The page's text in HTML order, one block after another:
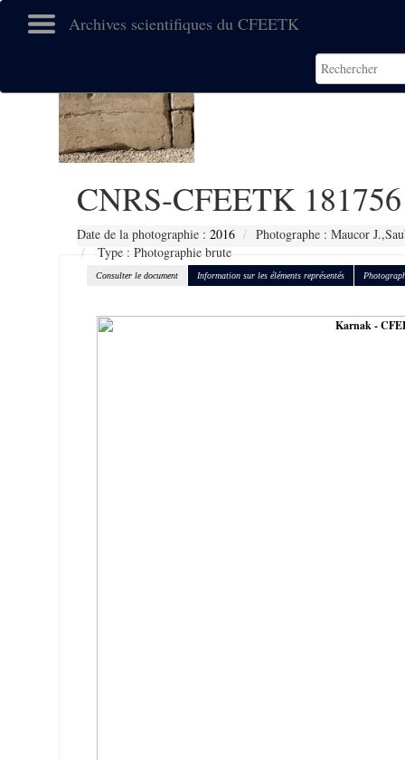
Archives scientifiques du CFEETK
CNRS-CFEETK 181756
Date de la photographie : 2016
Photographe : Maucor
Type : Photographie brute
Consulter le document Information sur les éléments représentés